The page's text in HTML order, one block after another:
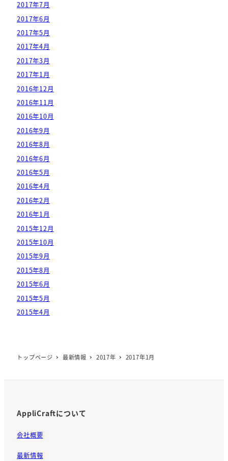
2017年7月
2017年6月
2017年5月
2017年4月
2017年3月
2017年1月
2016年12月
2016年11月
2016年10月
2016年9月
2016年8月
2016年6月
2016年5月
2016年4月
2016年2月
2016年1月
2015年12月
2015年10月
2015年9月
2015年8月
2015年6月
2015年5月
2015年4月
トップページ 最新情報 2017年 2017年1月
AppliCraftについて
会社概要
最新情報